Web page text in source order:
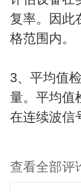
复率。因此
格范围内。
3、平均值
量。平均值
在连续波信
查看全部评